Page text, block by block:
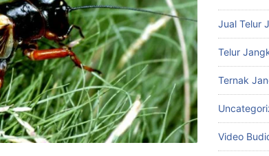
Jual Telur
Telur
Ternak
Video